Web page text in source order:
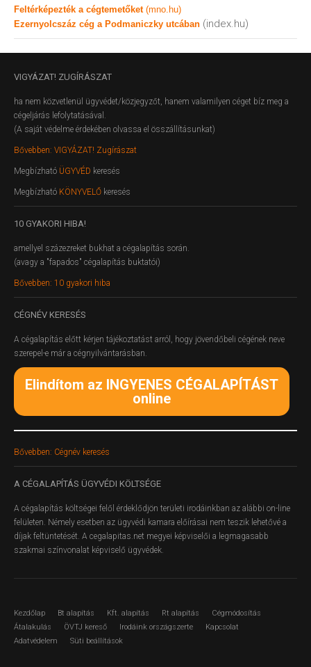
Feltérképezték a cégtemetőket (mno.hu)
Ezernyolcszáz cég a Podmaniczky utcában (index.hu)
VIGYÁZAT! ZUGÍRÁSZAT
ha nem közvetlenül ügyvédet/közjegyzőt, hanem valamilyen céget bíz meg a
cégeljárás lefolytatásával.
(A saját védelme érdekében olvassa el összállításunkat)
Bővebben: VIGYÁZAT! Zugírászat
Megbízható ÜGYVÉD keresés
Megbízható KÖNYVELŐ keresés
10 GYAKORI HIBA!
amellyel százezreket bukhat a cégalapítás során.
(avagy a "fapados" cégalapítás buktatói)
Bővebben: 10 gyakori hiba
CÉGNÉV KERESÉS
A cégalapítás előtt kérjen tájékoztatást arról, hogy jövendőbeli cégének neve
szerepel-e már a cégnyilvántarásban.
Elindítom az INGYENES CÉGALAPÍTÁST
online
Bővebben: Cégnév keresés
A CÉGALAPÍTÁS ÜGYVÉDI KÖLTSÉGE
A cégalapítás költségei felől érdeklődjön területi irodáinkban az alábbi on-line
felületen. Némely esetben az ügyvédi kamara előírásai nem teszik lehetővé a
díjak feltüntetését. A cegalapitas.net megyei képviselői a legmagasabb
szakmai színvonalat képviselő ügyvédek.
Kezdőlap Bt alapítás Kft. alapítás Rt alapítás
Cégmódosítás
Átalakulás
ÖVTJ kereső Irodáink országszerte
Kapcsolat
Adatvédelem
Süti beállítások